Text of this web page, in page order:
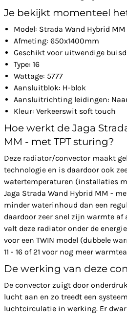
Je bekijkt momenteel
Model: Strada Wand Hybrid
Afmeting: 650x1400mm
Geschikt voor uitwendige
Type: 16
Wattage: 5777
Aansluitblok: H-blok
Aansluitrichting leidingen:
Kleur: Verkeerswit soft touch
Hoe werkt de Jaga
MM - met TPT sturing?
Deze radiator/convector maakt
technologie en is daardoor ook
watertemperaturen (installaties
Jaga Strada Wand Hybrid MM -
minder waterinhoud dan een
daardoor zeer snel zijn warmte af
valt deze radiator onder de
voor een TWIN model (dubbele
11 - 16 of 21 voor nog meer
De werking van deze
De convector zuigt door
lucht aan en zo treedt een
luchtcirculatie in werking. Er